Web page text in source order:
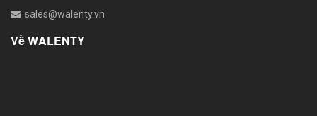
sales@walenty.vn
Về WALENTY